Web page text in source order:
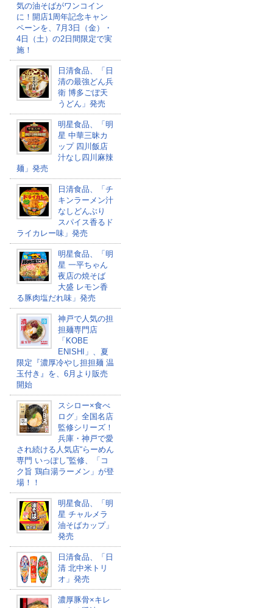
気の油そばがワンコイン
に！開店1周年記念キャン
ペーンを、7月3日（金）・
4日（土）の2日間限定で実
施！
日清食品、「日
清の最強どん兵
衛 博多ごぼ天
うどん」発売
明星食品、「明
星 中華三昧カ
ップ 四川飯店
汁なし四川麻辣
麺」発売
日清食品、「チ
キンラーメン汁
なしどんぶり
スパイス香るド
ライカレー味」発売
明星食品、「明
星 一平ちゃん
夜店の焼そば
大盛 レモン香
る豚肉塩だれ味」発売
神戸で人気の担
担麺専門店
「KOBE
ENISHI」、夏
限定『濃厚冷やし担担麺 温
玉付き』を、6月より販売
開始
スシロー×食べ
ログ」全国名店
監修シリーズ！
兵庫・神戸で愛
され続ける人気店“らーめん
専門 いっぽし”監修、「コ
ク旨 鶏白湯ラーメン」が登
場！！
明星食品、「明
星 チャルメラ
油そばカップ​」
発売
日清食品、「日
清 北中米トリ
オ」発売
濃厚豚骨×キレ